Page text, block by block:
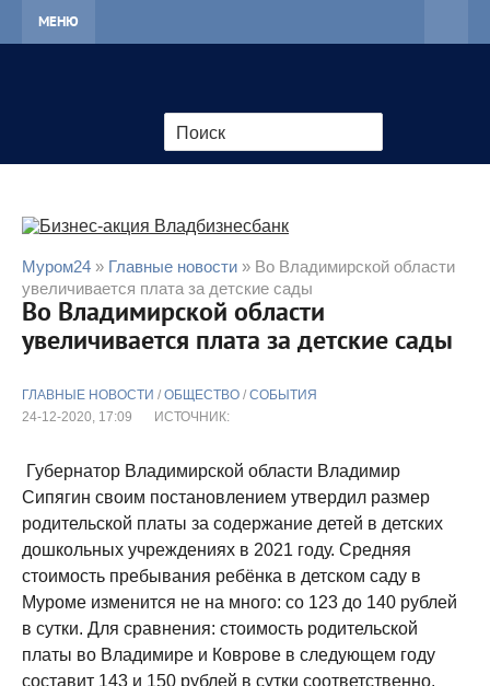
МЕНЮ
Муром24 » Главные новости » Во Владимирской области
увеличивается плата за детские сады
Во Владимирской области
увеличивается плата за детские сады
ГЛАВНЫЕ НОВОСТИ / ОБЩЕСТВО / СОБЫТИЯ
24-12-2020, 17:09
ИСТОЧНИК:
Губернатор Владимирской области Владимир
Сипягин своим постановлением утвердил размер
родительской платы за содержание детей в детских
дошкольных учреждениях в 2021 году. Средняя
стоимость пребывания ребёнка в детском саду в
Муроме изменится не на много: со 123 до 140 рублей
в сутки. Для сравнения: стоимость родительской
платы во Владимире и Коврове в следующем году
составит 143 и 150 рублей в сутки соответственно.